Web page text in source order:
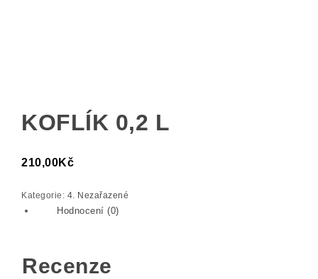
KOFLÍK 0,2 L
210,00Kč
Kategorie: 4. Nezařazené
Hodnocení (0)
Recenze